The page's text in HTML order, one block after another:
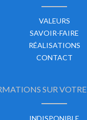
VALEURS
SAVOIR-FAIRE
RÉALISATIONS
CONTACT
SUR
INDISPONIBLE